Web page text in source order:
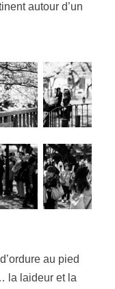
autour d’un
au pied
la laideur et la